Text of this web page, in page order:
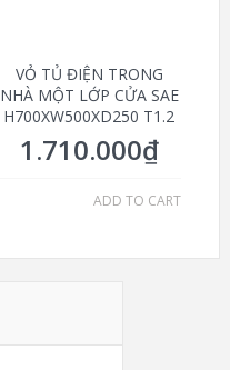
VỎ TỦ ĐIỆN TRONG
NHÀ MỘT LỚP CỬA SAE
H700XW500XD250 T1.2
1.710.000₫
ADD TO CART